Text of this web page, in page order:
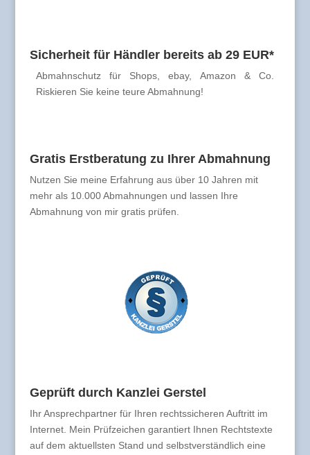
Sicherheit für Händler bereits ab 29 EUR*
Abmahnschutz für Shops, ebay, Amazon & Co.
Riskieren Sie keine teure Abmahnung!
Gratis Erstberatung zu Ihrer Abmahnung
Nutzen Sie meine Erfahrung aus über 10 Jahren mit
mehr als 10.000 Abmahnungen und lassen Ihre
Abmahnung von mir gratis prüfen.
Geprüft durch Kanzlei Gerstel
Ihr Ansprechpartner für Ihren rechtssicheren Auftritt im
Internet. Mein Prüfzeichen garantiert Ihnen Rechtstexte
auf dem aktuellsten Stand und selbstverständlich eine